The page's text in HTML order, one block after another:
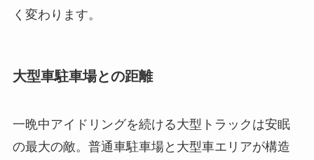
く変わります。
大型車駐車場との距離
一晩中アイドリングを続ける大型トラックは安眠
の最大の敵。普通車駐車場と大型車エリアが構造